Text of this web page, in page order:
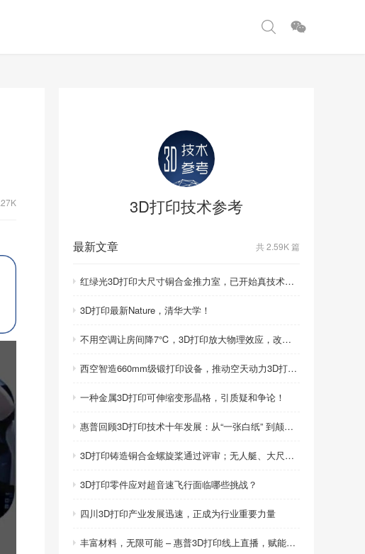
3D打印技术参考
最新文章 共 2.59K 篇
红绿光3D打印大尺寸铜合金推力室，已开始真技术比拼！
3D打印最新Nature，清华大学！
不用空调让房间降7℃，3D打印放大物理效应，改写制冷模式
西空智造660mm级锻打印设备，推动空天动力3D打印智造升级
一种金属3D打印可伸缩变形晶格，引质疑和争论！
惠普回顾3D打印技术十年发展：从“一张白纸” 到颠覆性创新
3D打印铸造铜合金螺旋桨通过评审；无人艇、大尺寸热交换器3D打印；人民网报道两家3D打印企业
3D打印零件应对超音速飞行面临哪些挑战？
四川3D打印产业发展迅速，正成为行业重要力量
丰富材料，无限可能 – 惠普3D打印线上直播，赋能产品创新